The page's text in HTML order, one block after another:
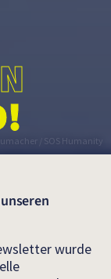
/ SOS Humanity
wurde